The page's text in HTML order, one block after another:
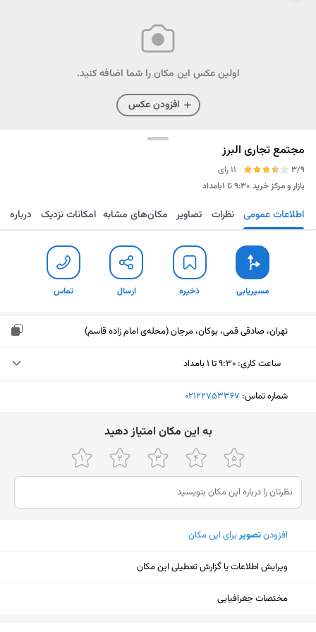
اولین عکس این مکان را شما اضافه کنید.
افزودن عکس
مجتمع تجاری البرز
3/9
11 رای
بازار و مرکز خرید ۹:۳۰ تا ۱بامداد
مسیریابی ذخیره ارسال تماس اطلاعات عمومی نظرات تصاویر مکان‌های مشابه امکانات نزدیک درباره
مسیریابی ذخیره ارسال تماس
تهران، صادقی قمی، بوکان، مرجان (محله‌ی امام زاده قاسم)
ساعت کاری: ۹:۳۰ تا ۱ بامداد
یکشنبه (امروز)
چهارشنبه
۹:۳۰ تا ۱ بامداد
پنجشنبه
۹:۳۰ تا ۱ بامداد
جمعه
شنبه
شماره تماس: ‎02122753367
ﺑﻪ اﯾﻦ ﻣﮑﺎن اﻣﺘﯿﺎز دﻫﯿﺪ
افزودنتصویربرای این مکان
ویرایش اطلاعات یا گزارش تعطیلی این مکان
مختصات جغرافیایی